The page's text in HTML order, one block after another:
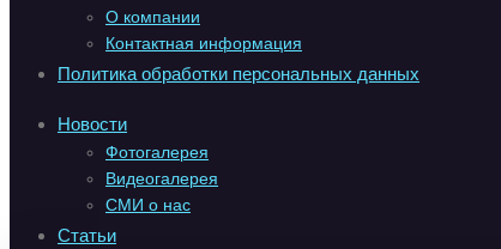
О компании
Контактная информация
Политика обработки персональных данных
Новости
Фотогалерея
Видеогалерея
СМИ о нас
Статьи